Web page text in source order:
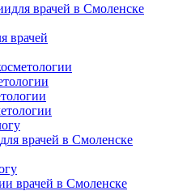
врачей в Смоленске
врачей
врачей в Смоленске
врачей в Смоленске